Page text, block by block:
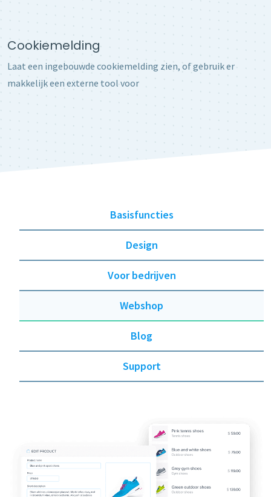
Cookiemelding
Laat een ingebouwde cookiemelding zien, of gebruik er
makkelijk een externe tool voor
Basisfuncties
Design
Voor bedrijven
Webshop
Blog
Support